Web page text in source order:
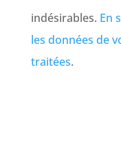
indésirables. En
les données de
traitées.